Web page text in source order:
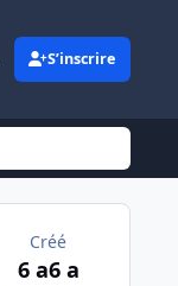
S’inscrire
Créé
6 a6 a